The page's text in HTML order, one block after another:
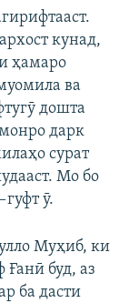
кунад,
ҳамаро
ва
дошта
дарк
сурат
Мо бо
ӯ.
Муҳиб, ки
буд, аз
ба дасти